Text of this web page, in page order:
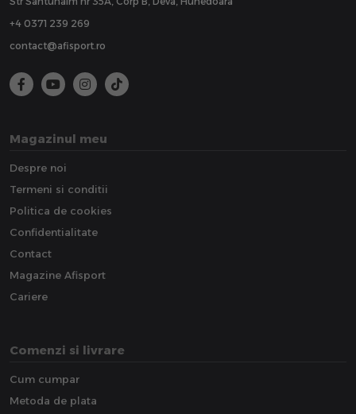
+4 0371 239 269
contact@afisport.ro
Magazinul meu
Despre noi
Termeni si conditii
Politica de cookies
Confidentialitate
Contact
Magazine Afisport
Cariere
Comenzi si livrare
Cum cumpar
Metoda de plata